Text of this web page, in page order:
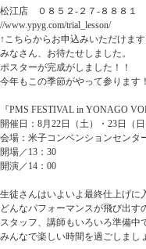
松江店 ０８５２-２７-８８８１
//www.ypyg.com/trial_lesson/
↑こちらからお申込みいただけま
みなさん、お待たせしました。
ポスターが完成がしました！！
今年もこの季節がやって参ります！
『PMS FESTIVAL in YONAGO
開催日：8月22日（土）・23日（日
会場：米子コンベンションセンタ
開場／13：30
開演／14：00
生徒さんはいよいよ最終仕上げに
どんなパフォーマンスが飛び出す
スタッフ、講師もいろいろ準備中
みんなで楽しい時間を過ごしまし